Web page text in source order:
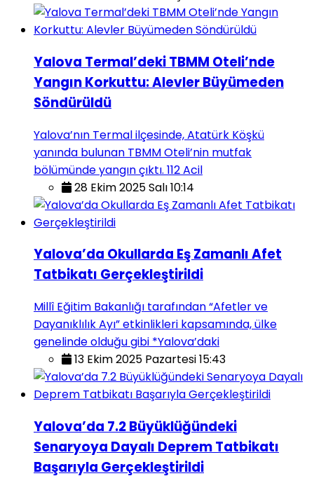
Yalova Termal’deki TBMM Oteli’nde
Yangın Korkuttu: Alevler Büyümeden
Söndürüldü
Yalova’nın Termal ilçesinde, Atatürk Köşkü
yanında bulunan TBMM Oteli’nin mutfak
bölümünde yangın çıktı. 112 Acil
28 Ekim 2025 Salı 10:14
Yalova’da Okullarda Eş Zamanlı Afet
Tatbikatı Gerçekleştirildi
Millî Eğitim Bakanlığı tarafından “Afetler ve
Dayanıklılık Ayı” etkinlikleri kapsamında, ülke
genelinde olduğu gibi *Yalova’daki
13 Ekim 2025 Pazartesi 15:43
Yalova’da 7.2 Büyüklüğündeki
Senaryoya Dayalı Deprem Tatbikatı
Başarıyla Gerçekleştirildi